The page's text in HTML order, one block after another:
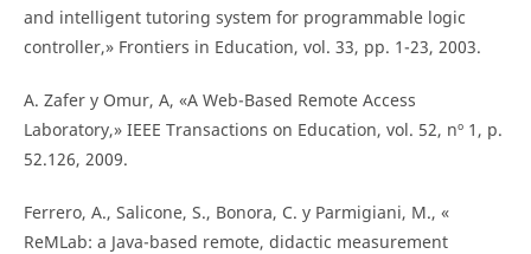
and intelligent tutoring system for programmable logic
controller,» Frontiers in Education, vol. 33, pp. 1-23, 2003.
A. Zafer y Omur, A, «A Web-Based Remote Access
Laboratory,» IEEE Transactions on Education, vol. 52, nº 1, p.
52.126, 2009.
Ferrero, A., Salicone, S., Bonora, C. y Parmigiani, M., «
ReMLab: a Java-based remote, didactic measurement